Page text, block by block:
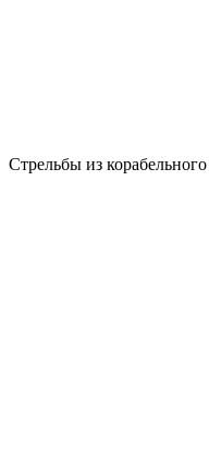
Стрельбы из